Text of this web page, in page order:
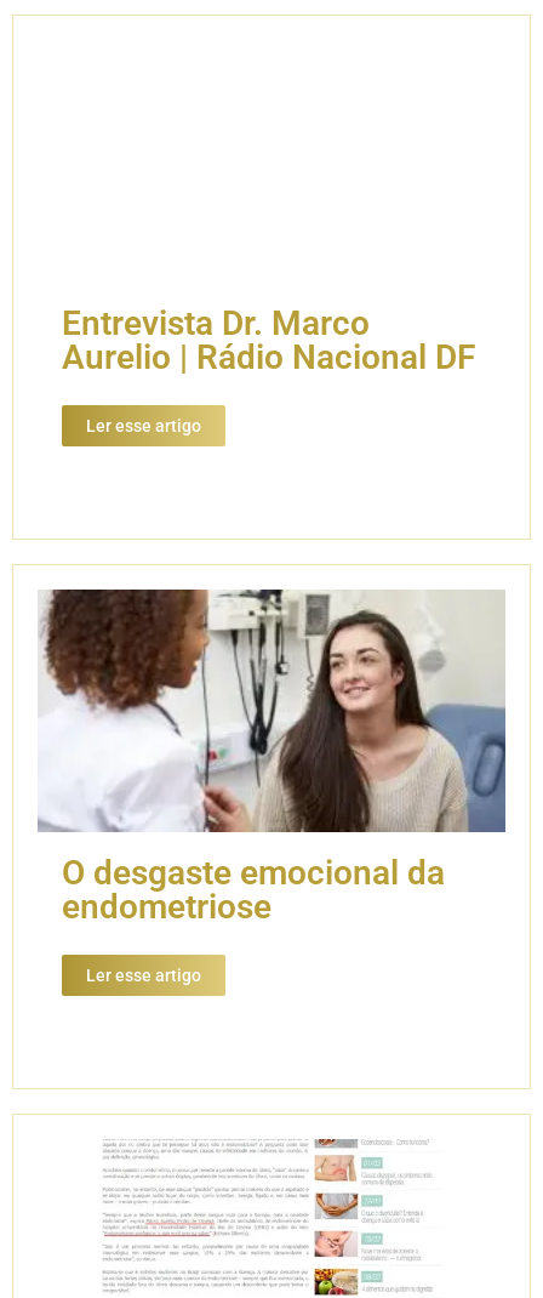
Entrevista Dr. Marco
Aurelio | Rádio Nacional DF
Ler esse artigo
O desgaste emocional da
endometriose
Ler esse artigo